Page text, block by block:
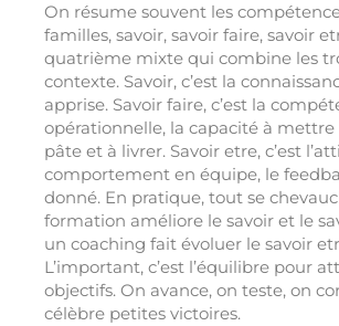
On résume souvent les
familles, savoir, savoir faire, savoir
quatrième mixte qui combine les
contexte. Savoir, c’est la
apprise. Savoir faire, c’est la
opérationnelle, la capacité à mettre
pâte et à livrer. Savoir etre, c’est
comportement en équipe, le
donné. En pratique, tout se
formation améliore le savoir et le
un coaching fait évoluer le savoir
L’important, c’est l’équilibre pour
objectifs. On avance, on teste, on
célèbre petites victoires.